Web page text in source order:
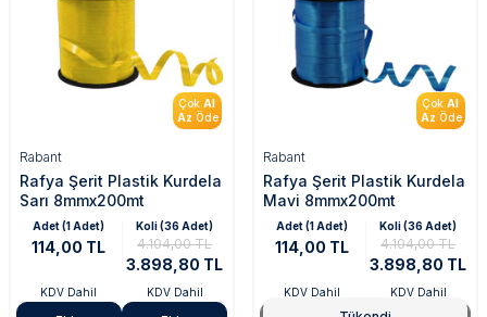
Çok Al
Az Öde
Rabant
Rafya Şerit Plastik Kurdela
Sarı 8mmx200mt
Adet (1 Adet)
114,00 TL
KDV Dahil
Koli (36 Adet)
4.104,00 TL
3.898,80 TL
KDV Dahil
Çok Al
Az Öde
Rabant
Rafya Şerit Plastik Kurdela
Mavi 8mmx200mt
Adet (1 Adet)
114,00 TL
KDV Dahil
Koli (36 Adet)
4.104,00 TL
3.898,80 TL
KDV Dahil